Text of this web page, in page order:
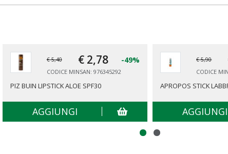
€ 5,40 € 2,78 -49%
CODICE MINSAN: 976345292
PIZ BUIN LIPSTICK ALOE SPF30
AGGIUNGI
€ 5,90
CODICE
APROPOS STICK
AGGIUNGI